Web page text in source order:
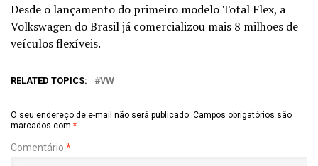
Desde o lançamento do primeiro modelo Total Flex, a
Volkswagen do Brasil já comercializou mais 8 milhões de
veículos flexíveis.
RELATED TOPICS: VW
O seu endereço de e-mail não será publicado. Campos obrigatórios são
marcados com *
Comentário *